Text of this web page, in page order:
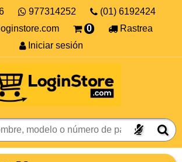
977314252
(01) 6192424
0
Rastrea
Iniciar sesión